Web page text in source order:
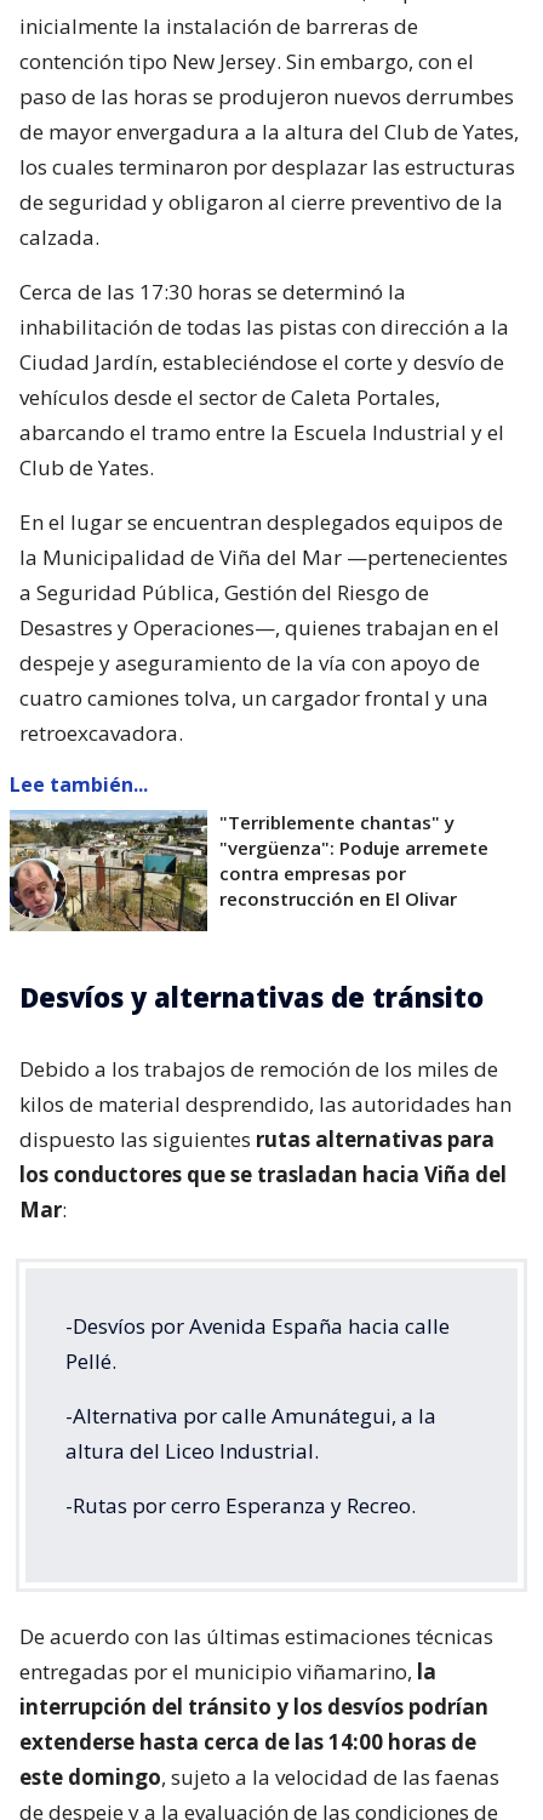
inicialmente la instalación de barreras de
contención tipo New Jersey. Sin embargo, con el
paso de las horas se produjeron nuevos derrumbes
de mayor envergadura a la altura del Club de Yates,
los cuales terminaron por desplazar las estructuras
de seguridad y obligaron al cierre preventivo de la
calzada.
Cerca de las 17:30 horas se determinó la
inhabilitación de todas las pistas con dirección a la
Ciudad Jardín, estableciéndose el corte y desvío de
vehículos desde el sector de Caleta Portales,
abarcando el tramo entre la Escuela Industrial y el
Club de Yates.
En el lugar se encuentran desplegados equipos de
la Municipalidad de Viña del Mar —pertenecientes
a Seguridad Pública, Gestión del Riesgo de
Desastres y Operaciones—, quienes trabajan en el
despeje y aseguramiento de la vía con apoyo de
cuatro camiones tolva, un cargador frontal y una
retroexcavadora.
Lee también...
"Terriblemente chantas" y
"vergüenza": Poduje arremete
contra empresas por
reconstrucción en El Olivar
Desvíos y alternativas de tránsito
Debido a los trabajos de remoción de los miles de
kilos de material desprendido, las autoridades han
dispuesto las siguientes rutas alternativas para
los conductores que se trasladan hacia Viña del
Mar:
-Desvíos por Avenida España hacia calle
Pellé.
-Alternativa por calle Amunátegui, a la
altura del Liceo Industrial.
-Rutas por cerro Esperanza y Recreo.
De acuerdo con las últimas estimaciones técnicas
entregadas por el municipio viñamarino, la
interrupción del tránsito y los desvíos podrían
extenderse hasta cerca de las 14:00 horas de
este domingo, sujeto a la velocidad de las faenas
de despeje y a la evaluación de las condiciones de